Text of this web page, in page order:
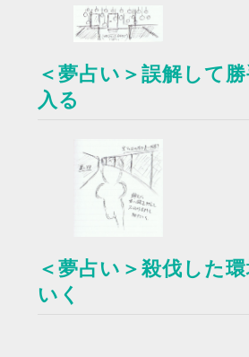
＜夢占い＞誤解して
入る
＜夢占い＞殺伐した
いく